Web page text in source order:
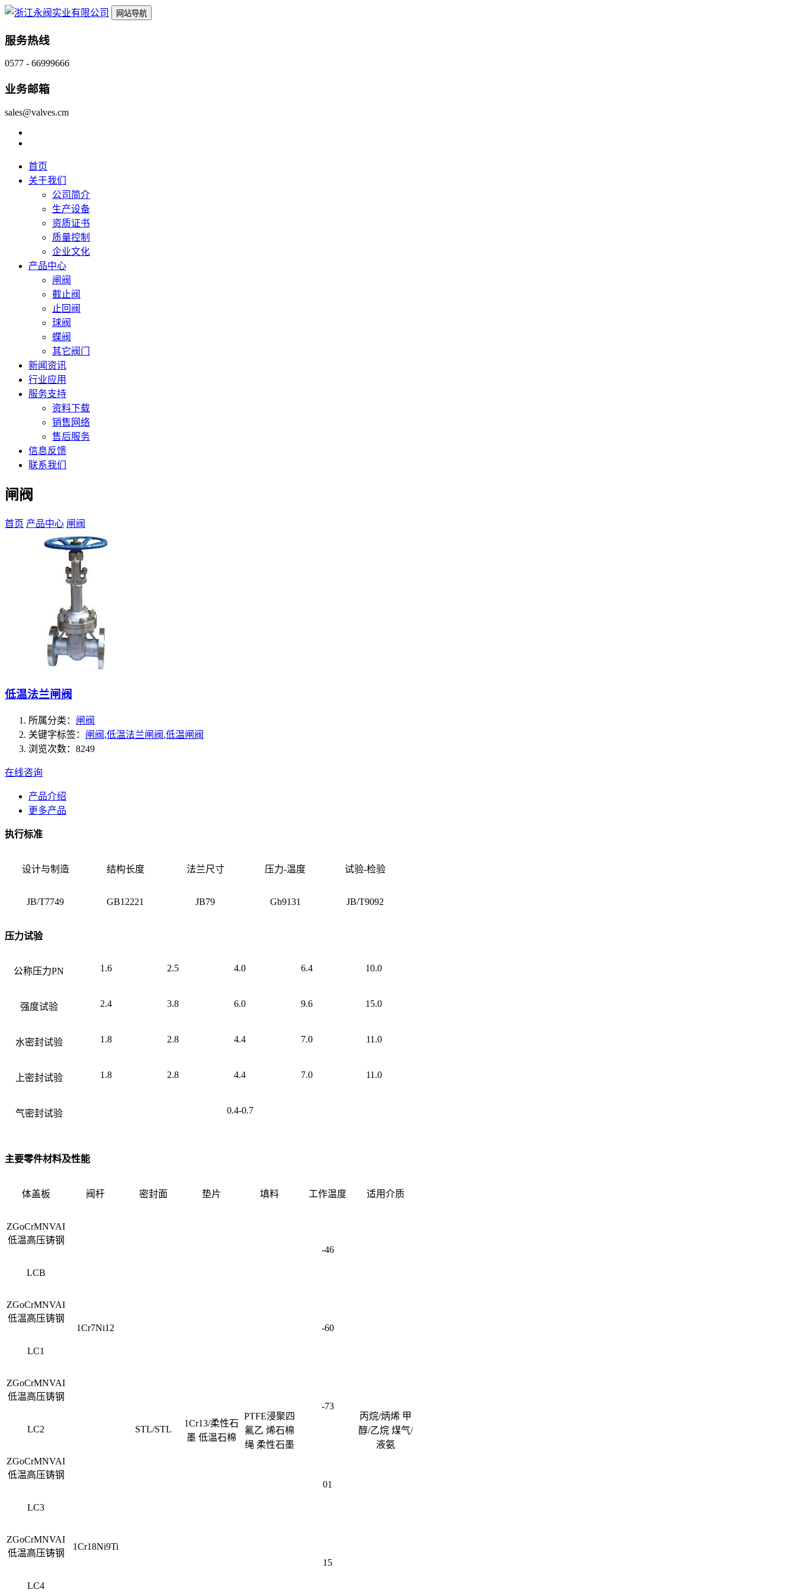
网站导航
服务热线
0577 - 66999666
业务邮箱
sales@valves.cm
首页
关于我们
公司简介
生产设备
资质证书
质量控制
企业文化
产品中心
闸阀
截止阀
止回阀
球阀
蝶阀
其它阀门
新闻资讯
行业应用
服务支持
资料下载
销售网络
售后服务
信息反馈
联系我们
闸阀
首页 产品中心 闸阀
低温法兰闸阀
所属分类： 闸阀
关键字标签： 闸阀 ,低温法兰闸阀 ,低温闸阀
浏览次数：8249
在线咨询
产品介绍
更多产品
执行标准
设计与制造 结构长度 法兰尺寸 压力-温度 试验-检验
JB/T7749 GB12221 JB79 Gb9131 JB/T9092
压力试验
公称压力PN 1.6 2.5 4.0 6.4 10.0
强度试验 2.4 3.8 6.0 9.6 15.0
水密封试验 1.8 2.8 4.4 7.0 11.0
上密封试验 1.8 2.8 4.4 7.0 11.0
气密封试验 0.4-0.7
主要零件材料及性能
体盖板 阀杆 密封面 垫片 填料 工作温度 适用介质
ZGoCrMNVAI
低温高压铸钢
1Cr7Ni12
STL/STL
1Cr13/柔性石
墨 低温石棉
PTFE浸聚四
氟乙 烯石棉
绳 柔性石墨
-46
丙烷/炳烯 甲
醇/乙烷 煤气/
液氨
LCB
ZGoCrMNVAI
低温高压铸钢
-60
LC1
ZGoCrMNVAI
低温高压铸钢
-73
LC2
ZGoCrMNVAI
低温高压铸钢
1Cr18Ni9Ti
01
LC3
ZGoCrMNVAI
低温高压铸钢
15
LC4